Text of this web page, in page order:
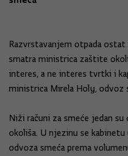
Razvrstavanjem otpada
smatra ministrica zaštite
interes, a ne interes tvrtki i
ministrica Mirela Holy, odvoz
Niži računi za smeće jedan
okoliša. U njezinu se
odvoza smeća prema